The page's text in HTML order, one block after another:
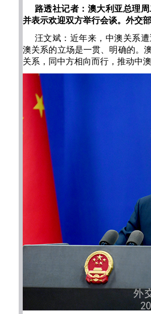
路透社记者：澳大利亚总理
并表示欢迎双方举行会谈。外交
汪文斌：近年来，中澳关系
澳关系的立场是一贯、明确的。
关系，同中方相向而行，推动中